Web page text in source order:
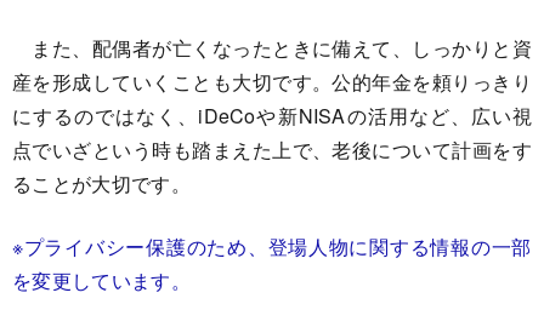
また、配偶者が亡くなったときに備えて、しっかりと資
産を形成していくことも大切です。公的年金を頼りっきり
にするのではなく、iDeCoや新NISAの活用など、広い視
点でいざという時も踏まえた上で、老後について計画をす
ることが大切です。
※プライバシー保護のため、 登場人物に関する情報の一部
を変更しています。